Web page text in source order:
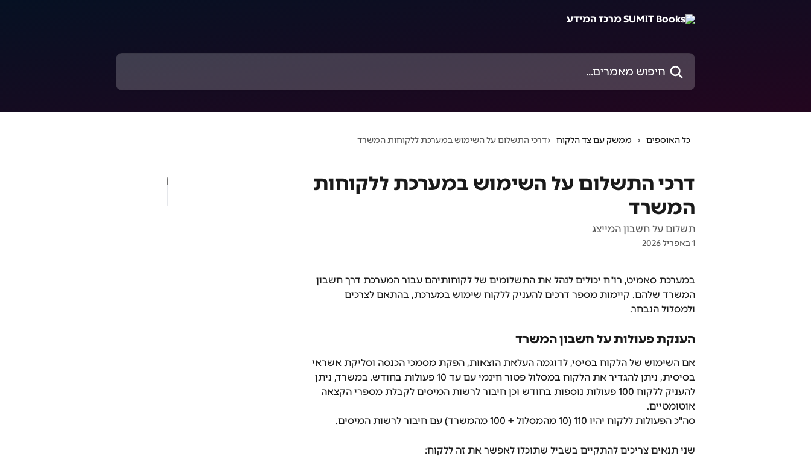
חיפוש מאמרים...
כל האוספים ממשק עם צד הלקוח דרכי התשלום על השימוש במערכת ללקוחות המשרד
דרכי התשלום על השימוש במערכת ללקוחות
המשרד
תשלום על חשבון המייצג
1 באפריל 2026
במערכת סאמיט, רו"ח יכולים לנהל את התשלומים של לקוחותיהם עבור המערכת דרך חשבון
המשרד שלהם. קיימות מספר דרכים להעניק ללקוח שימוש במערכת, בהתאם לצרכים
ולמסלול הנבחר.
הענקת פעולות על חשבון המשרד
אם השימוש של הלקוח בסיסי, לדוגמה העלאת הוצאות, הפקת מסמכי הכנסה וסליקת אשראי
בסיסית, ניתן להגדיר את הלקוח במסלול פטור חינמי עם עד 10 פעולות בחודש. במשרד, ניתן
להעניק ללקוח 100 פעולות נוספות בחודש וכן חיבור לרשות המיסים לקבלת מספרי הקצאה
אוטומטיים.
סה"כ הפעולות ללקוח יהיו 110 (10 מהמסלול + 100 מהמשרד) עם חיבור לרשות המיסים.
שני תנאים צריכים להתקיים בשביל שתוכלו לאפשר את זה ללקוח: